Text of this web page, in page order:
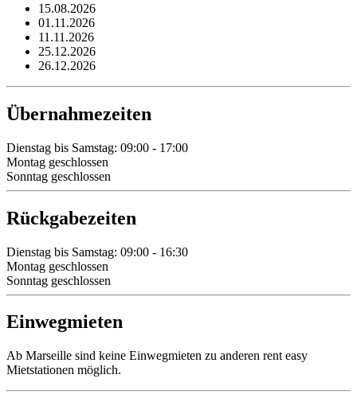
15.08.2026
01.11.2026
11.11.2026
25.12.2026
26.12.2026
Übernahmezeiten
Dienstag bis Samstag: 09:00 - 17:00
Montag geschlossen
Sonntag geschlossen
Rückgabezeiten
Dienstag bis Samstag: 09:00 - 16:30
Montag geschlossen
Sonntag geschlossen
Einwegmieten
Ab Marseille sind keine Einwegmieten zu anderen rent easy
Mietstationen möglich.